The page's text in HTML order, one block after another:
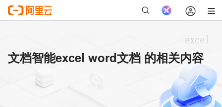
文档智能excel word文档 的相关内容